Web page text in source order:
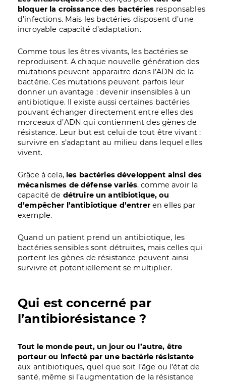
bloquer la croissance des bactéries responsables
d’infections. Mais les bactéries disposent d’une
incroyable capacité d’adaptation.
Comme tous les êtres vivants, les bactéries se
reproduisent. A chaque nouvelle génération des
mutations peuvent apparaitre dans l’ADN de la
bactérie. Ces mutations peuvent parfois leur
donner un avantage : devenir insensibles à un
antibiotique. Il existe aussi certaines bactéries
pouvant échanger directement entre elles des
morceaux d’ADN qui contiennent des gènes de
résistance. Leur but est celui de tout être vivant :
survivre en s’adaptant au milieu dans lequel elles
vivent.
Grâce à cela, les bactéries développent ainsi des
mécanismes de défense variés, comme avoir la
capacité de détruire un antibiotique, ou
d’empêcher l’antibiotique d’entreren elles par
exemple.
Quand un patient prend un antibiotique, les
bactéries sensibles sont détruites, mais celles qui
portent les gènes de résistance peuvent ainsi
survivre et potentiellement se multiplier.
Qui est concerné par
l’antibiorésistance ?
Tout le monde peut, un jour ou l’autre, être
porteur ou infecté par une bactérie résistante
aux antibiotiques, quel que soit l’âge ou l’état de
santé, même si l’augmentation de la résistance